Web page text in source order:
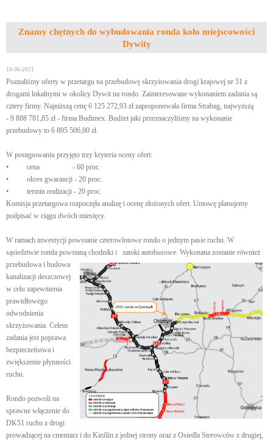
Znamy chętnych do wybudowania ronda koło miejscowości
Dywity
18-06-2021
Poznaliśmy oferty w przetargu na przebudowę skrzyżowania drogi krajowej nr 51 z
drogami lokalnymi w okolicy Dywit na rondo. Zainteresowane wykonaniem zadania są
cztery firmy. Najniższą cenę 6 125 272,93 zł zaproponowała firma Strabag, najwyższą
- 9 888 781,85 zł - firma Budimex. Budżet jaki przeznaczyliśmy na wykonanie
przebudowy to 6 895 506,00 zł.
W postępowaniu przyjęto trzy kryteria oceny ofert:
• cena - 60 proc.
• okres gwarancji - 20 proc.
• termin realizacji - 20 proc.
Komisja przetargowa rozpoczęła analizę i ocenę złożonych ofert. Umowę planujemy
podpisać w ciągu dwóch miesięcy.
W ramach inwestycji powstanie czterowlotowe rondo o jednym pasie ruchu. W
sąsiedztwie ronda powstaną chodniki i
zatoki autobusowe. Wykonana zostanie również
przebudowa i budowa
kanalizacji deszczowej
w celu zapewnienia
prawidłowego
odwodnienia
skrzyżowania. Celem
zadania jest poprawa
bezpieczeństwa i
zwiększenie płynności
ruchu.
Rondo pozwoli na
sprawne włączenie do
DK51 ruchu z drogi
prowadzącej na cmentarz i do Kieźlin z jednej strony oraz z Osiedla Sterowców z drugiej,